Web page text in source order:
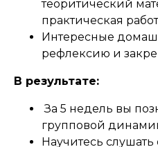
теоритический
практическая
Интересные
рефлексию и
В результате:
За 5 недель вы
групповой
Научитесь